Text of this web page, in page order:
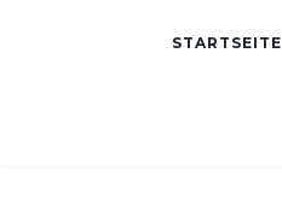
STARTSEITE